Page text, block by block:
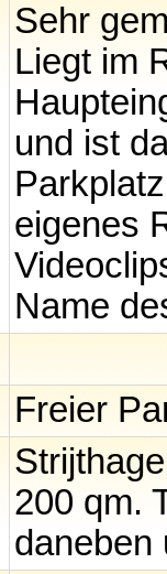
Sehr
Liegt im
und ist
eigenes
Name
Freier
200 qm.
daneben